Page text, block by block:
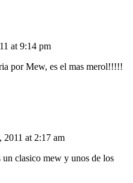
at 9:14 pm
por Mew, es el mas merol!!!!!
2011 at 2:17 am
clasico mew y unos de los